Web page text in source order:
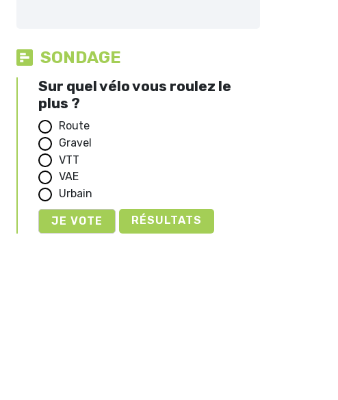
SONDAGE
Sur quel vélo vous roulez le
plus ?
Route
Gravel
VTT
VAE
Urbain
RÉSULTATS